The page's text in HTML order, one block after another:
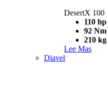
DesertX 100
110 hp
92 Nm
210 kg
Lee Mas
Diavel